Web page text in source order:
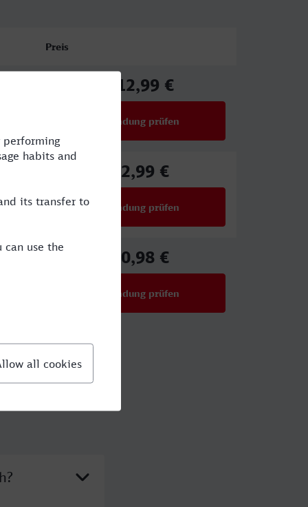
Preis
112,99 €
Verbindung prüfen
82,99 €
Verbindung prüfen
70,98 €
Verbindung prüfen